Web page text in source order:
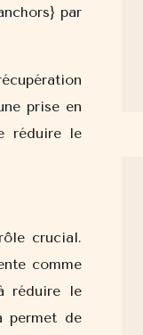
par
prise en
réduire le
crucial.
comme
réduire le
permet de